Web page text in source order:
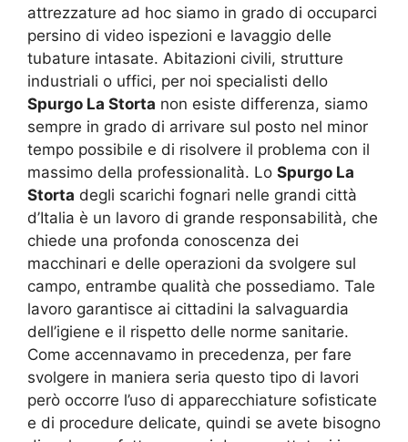
attrezzature ad hoc siamo in grado di occuparci
persino di video ispezioni e lavaggio delle
tubature intasate. Abitazioni civili, strutture
industriali o uffici, per noi specialisti dello
Spurgo La Storta non esiste differenza, siamo
sempre in grado di arrivare sul posto nel minor
tempo possibile e di risolvere il problema con il
massimo della professionalità. Lo Spurgo La
Storta degli scarichi fognari nelle grandi città
d’Italia è un lavoro di grande responsabilità, che
chiede una profonda conoscenza dei
macchinari e delle operazioni da svolgere sul
campo, entrambe qualità che possediamo. Tale
lavoro garantisce ai cittadini la salvaguardia
dell’igiene e il rispetto delle norme sanitarie.
Come accennavamo in precedenza, per fare
svolgere in maniera seria questo tipo di lavori
però occorre l’uso di apparecchiature sofisticate
e di procedure delicate, quindi se avete bisogno